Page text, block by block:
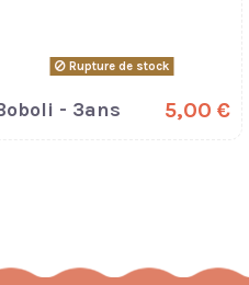
Rupture de stock
- 3ans 5,00 €